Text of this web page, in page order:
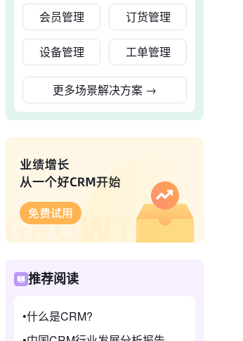
会员管理 订货管理
设备管理 工单管理
更多场景解决方案 →
推荐阅读
什么是CRM?